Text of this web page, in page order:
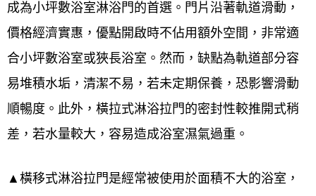
您有沒有檢查一下家裡的淋浴拉門防水膠條
是否該換了，防水膠條使用多年硬化變質、
泛黃卡垢、氧化發霉，別再猶豫了!!!
【 無框式淋浴拉門防水膠條 】
一字型淋浴門8mm / 一固一門開門式
成為小坪數浴室淋浴門的首選。門片沿著軌道滑動，
價格經濟實惠，優點開啟時不佔用額外空間，非常適
合小坪數浴室或狹長浴室。然而，缺點為軌道部分容
易堆積水垢，清潔不易，若未定期保養，恐影響滑動
順暢度。此外，橫拉式淋浴拉門的密封性較推開式稍
差，若水量較大，容易造成浴室濕氣過重。
▲橫移式淋浴拉門是經常被使用於面積不大的浴室，